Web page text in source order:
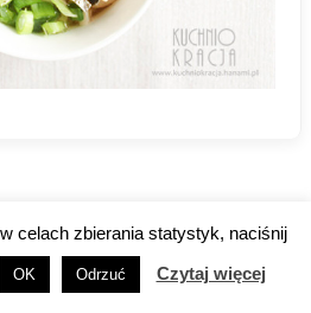
celach zbierania statystyk, naciśnij
OK Odrzuć Czytaj więcej